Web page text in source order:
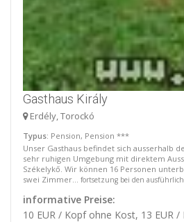
Gasthaus Király
Erdély, Torockó
Typus: Pension, Pension ***
Unser Gasthaus befindet sich ausserhalb
sehr ruhigen Umgebung mit direktem
Székelykő. Wir können 16 Personen
swei Zimmer... fortsetzung bei den
informative Preise:
10 EUR / Kopf ohne Kost, 13 EUR